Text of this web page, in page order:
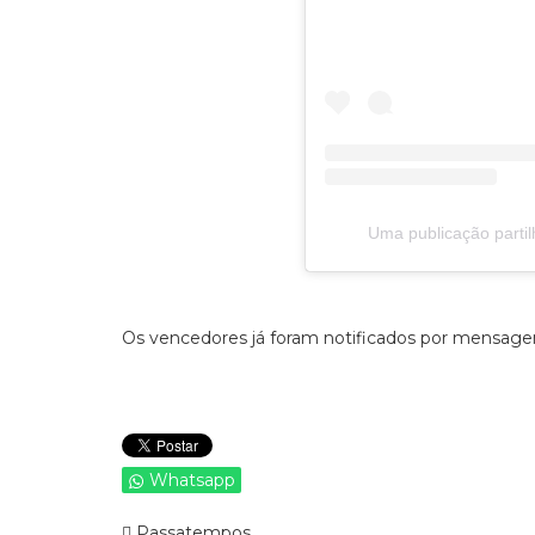
Uma publicação
Os vencedores já foram notificados por
Whatsapp